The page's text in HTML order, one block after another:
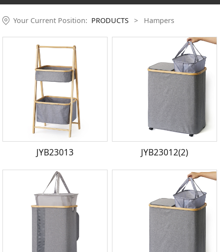
Your Current Position: PRODUCTS > Hampers
JYB23013 JYB23012(2)